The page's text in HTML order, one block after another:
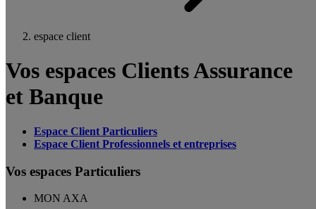
espace client
Vos espaces Clients Assurance
et Banque
Espace Client Particuliers
Espace Client Professionnels et entreprises
Vos espaces Particuliers
MON AXA